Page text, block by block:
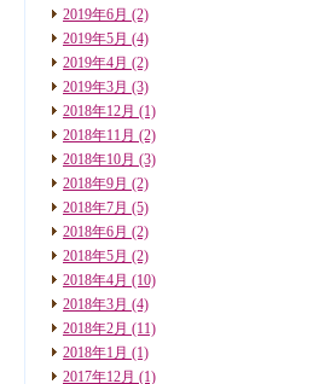
2019年6月 (2)
2019年5月 (4)
2019年4月 (2)
2019年3月 (3)
2018年12月 (1)
2018年11月 (2)
2018年10月 (3)
2018年9月 (2)
2018年7月 (5)
2018年6月 (2)
2018年5月 (2)
2018年4月 (10)
2018年3月 (4)
2018年2月 (11)
2018年1月 (1)
2017年12月 (1)